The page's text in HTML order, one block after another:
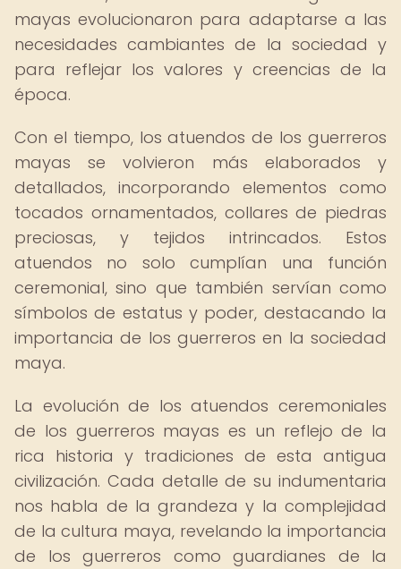
mayas evolucionaron para adaptarse a las
necesidades cambiantes de la sociedad y
para reflejar los valores y creencias de la
época.
Con el tiempo, los atuendos de los guerreros
mayas se volvieron más elaborados y
detallados, incorporando elementos como
tocados ornamentados, collares de piedras
preciosas, y tejidos intrincados. Estos
atuendos no solo cumplían una función
ceremonial, sino que también servían como
símbolos de estatus y poder, destacando la
importancia de los guerreros en la sociedad
maya.
La evolución de los atuendos ceremoniales
de los guerreros mayas es un reflejo de la
rica historia y tradiciones de esta antigua
civilización. Cada detalle de su indumentaria
nos habla de la grandeza y la complejidad
de la cultura maya, revelando la importancia
de los guerreros como guardianes de la